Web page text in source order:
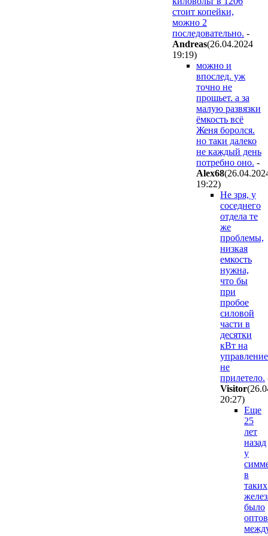
стоит копейки,
можно 2
последовательно. -
Andreas(26.04.2024
19:19)
можно и
впослед. уж
точно не
прошьет. а за
малую развязки
ёмкость всё
Женя боролся.
но таки далеко
не каждый день
потребно оно. -
Alex68
19:22)
Не зря, у
соседнего
отдела те
же
проблемы,
низкая
емкость
нужна,
что бы
при
пробое
силовой
части в
десятки
кВт на
управление
не
прилетело.
Visitor
20:27)
Еще
25
лет
назад
у
в
таких
было